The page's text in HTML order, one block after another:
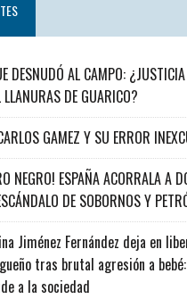
DESNUDÓ AL CAMPO:
LLANURAS DE GUARICO?
GAMEZ Y SU ERROR
NEGRO! ESPAÑA ACORRALA A
DE SOBORNOS Y
Jiménez Fernández deja en
tras brutal agresión a
a la sociedad